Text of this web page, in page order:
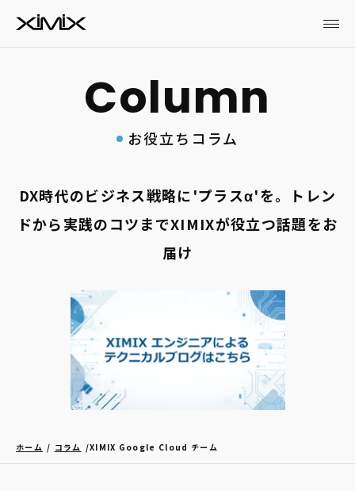
お役立ちコラム
DX時代のビジネス戦略に'プラスα'を。トレン
ドから実践のコツまでXIMIXが役立つ話題をお
届け
ホーム コラム XIMIX Google Cloud チーム